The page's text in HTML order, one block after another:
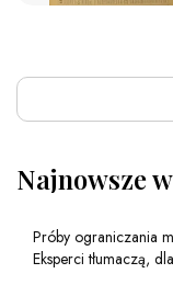
Najnowsze
Próby ograniczania
Eksperci tłumaczą,